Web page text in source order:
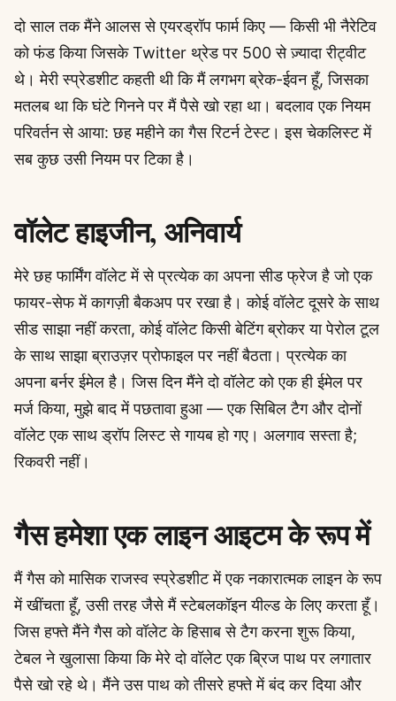
दो साल तक मैंने आलस से एयरड्रॉप फार्म किए — किसी भी नैरेटिव
को फंड किया जिसके Twitter थ्रेड पर 500 से ज़्यादा रीट्वीट
थे। मेरी स्प्रेडशीट कहती थी कि मैं लगभग ब्रेक-ईवन हूँ, जिसका
मतलब था कि घंटे गिनने पर मैं पैसे खो रहा था। बदलाव एक नियम
परिवर्तन से आया: छह महीने का गैस रिटर्न टेस्ट। इस चेकलिस्ट में
सब कुछ उसी नियम पर टिका है।
वॉलेट हाइजीन, अनिवार्य
मेरे छह फार्मिंग वॉलेट में से प्रत्येक का अपना सीड फ्रेज है जो एक
फायर-सेफ में कागज़ी बैकअप पर रखा है। कोई वॉलेट दूसरे के साथ
सीड साझा नहीं करता, कोई वॉलेट किसी बेटिंग ब्रोकर या पेरोल टूल
के साथ साझा ब्राउज़र प्रोफाइल पर नहीं बैठता। प्रत्येक का
अपना बर्नर ईमेल है। जिस दिन मैंने दो वॉलेट को एक ही ईमेल पर
मर्ज किया, मुझे बाद में पछतावा हुआ — एक सिबिल टैग और दोनों
वॉलेट एक साथ ड्रॉप लिस्ट से गायब हो गए। अलगाव सस्ता है;
रिकवरी नहीं।
गैस हमेशा एक लाइन आइटम के रूप में
मैं गैस को मासिक राजस्व स्प्रेडशीट में एक नकारात्मक लाइन के रूप
में खींचता हूँ, उसी तरह जैसे मैं स्टेबलकॉइन यील्ड के लिए करता हूँ।
जिस हफ्ते मैंने गैस को वॉलेट के हिसाब से टैग करना शुरू किया,
टेबल ने खुलासा किया कि मेरे दो वॉलेट एक ब्रिज पाथ पर लगातार
पैसे खो रहे थे। मैंने उस पाथ को तीसरे हफ्ते में बंद कर दिया और